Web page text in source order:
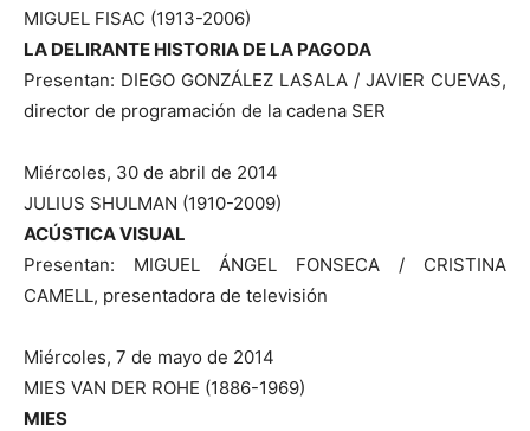
MIGUEL FISAC (1913-2006)
LA DELIRANTE HISTORIA DE LA PAGODA
Presentan: DIEGO GONZÁLEZ LASALA / JAVIER CUEVAS,
director de programación de la cadena SER
Miércoles, 30 de abril de 2014
JULIUS SHULMAN (1910-2009)
ACÚSTICA VISUAL
Presentan: MIGUEL ÁNGEL FONSECA / CRISTINA
CAMELL, presentadora de televisión
Miércoles, 7 de mayo de 2014
MIES VAN DER ROHE (1886-1969)
MIES